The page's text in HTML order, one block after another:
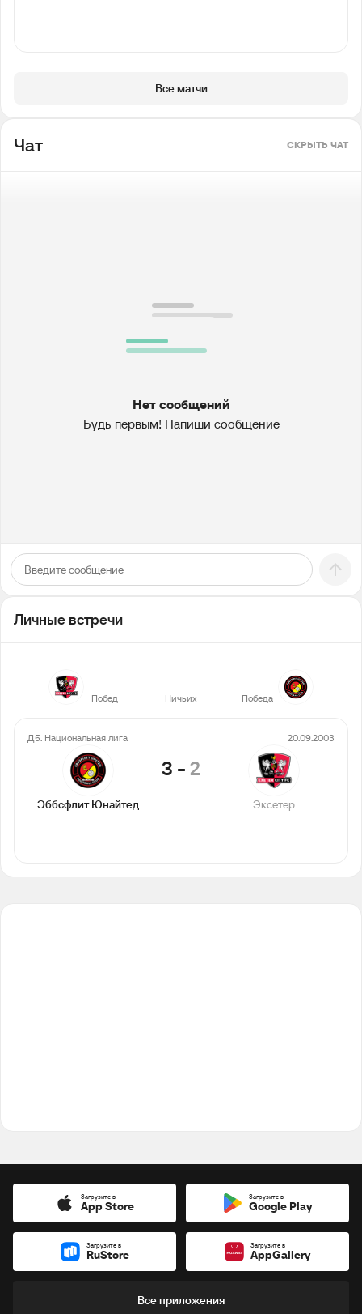
Все матчи
Чат СКРЫТЬ ЧАТ
Нет сообщений
Будь первым! Напиши сообщение
Личные встречи
Побед Ничьих Победа
Д5. Национальная лига 20.09.2003
Эббсфлит Юнайтед
3 -2
Эксетер
Загрузите в
App Store
Загрузите в
Google Play
Загрузите в
RuStore
Загрузите в
AppGallery
Все приложения